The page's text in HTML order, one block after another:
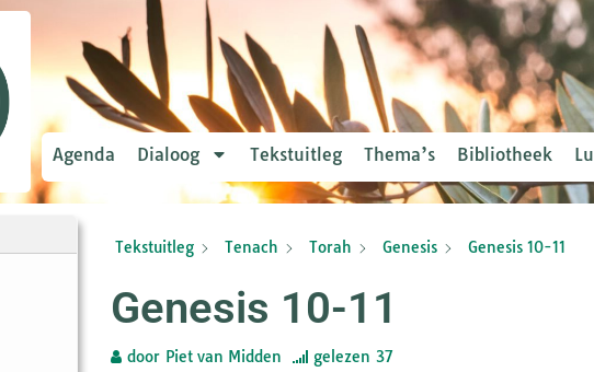
Agenda Dialoog Tekstuitleg Thema’s Bibliotheek
Tekstuitleg Tenach Torah Genesis Genesis 10-11
Genesis 10-11
door Piet van Midden gelezen 37